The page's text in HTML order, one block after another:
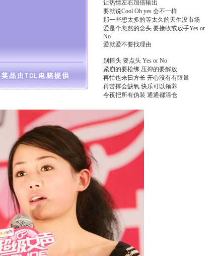
让热情左右加倍输出
要就说Cool Oh yes 会不一样
那一些想太多的等太久的天生没市场
爱是个忽然的念头 要接收或放手Yes or
No
爱就爱不要找理由
别摇头 要点头 Yes or No
紧崩的要松绑 压抑的要解放
再忙也来日方长 开心没有有限量
再苦撑会缺氧 快乐可以领养
今夜把所有伪装 通通都清仓